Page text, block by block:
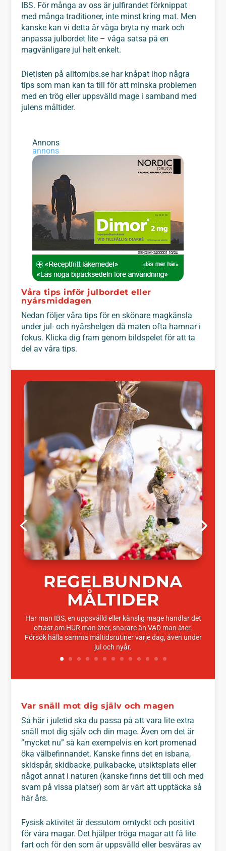
IBS. För många av oss är julfirandet förknippat
med många traditioner, inte minst kring mat. Men
kanske kan vi detta år våga bryta ny mark och
anpassa julbordet lite – våga satsa på en
magvänligare jul helt enkelt.
Dietisten på alltomibs.se har knåpat ihop några
tips som man kan ta till för att minska problemen
med en trög eller uppsvälld mage i samband med
julens måltider.
Annons
annons
Våra tips inför julbordet eller
nyårsmiddagen
Nedan följer våra tips för en skönare magkänsla
under jul- och nyårshelgen då maten ofta hamnar i
fokus. Klicka dig fram genom bildspelet för att ta
del av våra tips.
REGELBUNDNA
MÅLTIDER
Har man IBS, en uppsvälld eller känslig mage handlar det
oftast om HUR man äter, snarare än VAD man äter.
Försök hålla samma måltidsrutiner varje dag, även under
jul och nyår.
Var snäll mot dig själv och magen
Så här i juletid ska du passa på att vara lite extra
snäll mot dig själv och din mage. Även om det är
”mycket nu” så kan exempelvis en kort promenad
öka välbefinnandet. Kanske finns det en isbana,
skidspår, skidbacke, pulkabacke, utsiktsplats eller
något annat i naturen (kanske finns det till och med
svam på vissa platser) som är värt att upptäcka så
här års.
Fysisk aktivitet är dessutom omtyckt och positivt
för våra magar. Det hjälper tröga magar att få lite
fart och för den som är uppsvälld eller besväras av